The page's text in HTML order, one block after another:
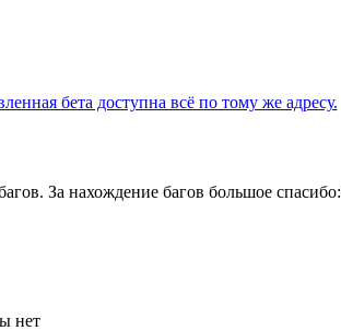
бета доступна всё по тому же адресу.
За нахождение багов большое спасибо:
нет